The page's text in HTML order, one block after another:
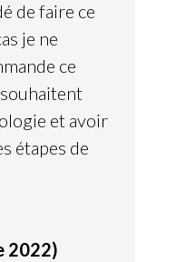
de faire ce
je ne
ce
et avoir
étapes de
2022)